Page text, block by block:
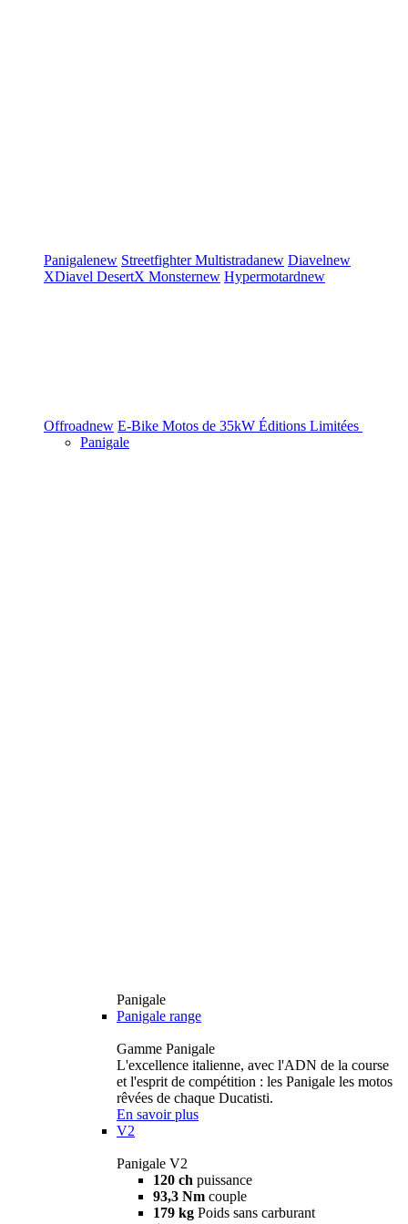
Panigalenew StreetfighterMultistradanew Diavelnew
XDiavel DesertX Monsternew Hypermotardnew
Offroadnew E-Bike Motos de 35kW Éditions Limitées
Panigale
Panigale
Panigale range
Gamme Panigale
L'excellence italienne, avec l'ADN de la course
et l'esprit de compétition : les Panigale les motos
rêvées de chaque Ducatisti.
En savoir plus
V2
Panigale V2
120 ch puissance
93,3 Nm couple
179 kg Poids sans carburant